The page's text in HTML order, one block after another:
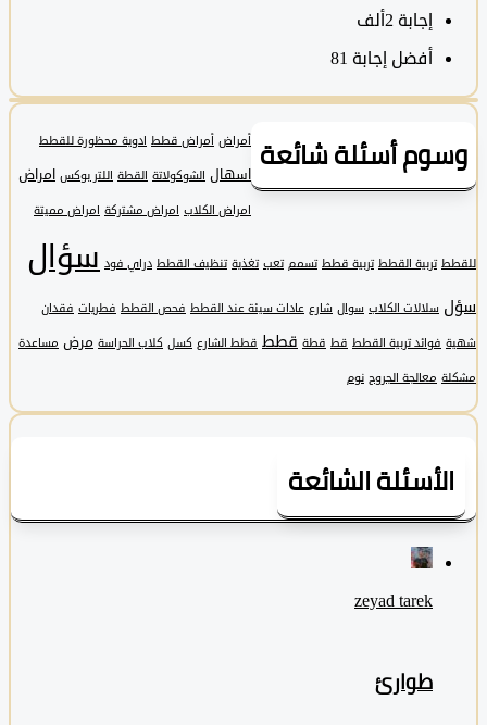
‫إجابة 2ألف
أفضل إجابة 81
أسئلة شائعة أمراض قطط ادوية محظورة للقطط
اسهال الشوكولاتة القطة اللتر بوكس امراض
امراض الكلاب امراض مشتركة امراض مميتة
تربية القطط تربية قطط تسمم تعب تغذية تنظيف القطط دراي فود سؤال
سلالات الكلاب سوال شارع عادات سيئة عند القطط فحص القطط فطريات فقدان
فوائد تربية القطط قط قطة قطط قطط الشارع كسل كلاب الحراسة مرض مساعدة
معالجة الجروح نوم
الشائعة
zeyad ‎tarek
طوارئ